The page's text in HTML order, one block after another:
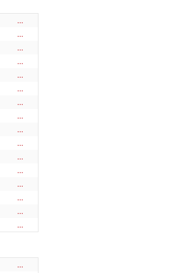
...
...
...
...
...
...
...
...
...
...
...
...
...
...
...
...
...